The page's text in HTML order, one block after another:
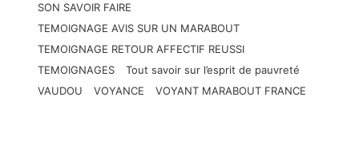
SON SAVOIR FAIRE
TEMOIGNAGE AVIS SUR UN MARABOUT
TEMOIGNAGE RETOUR AFFECTIF REUSSI
TEMOIGNAGES
Tout savoir sur l’esprit de pauvreté
VAUDOU
VOYANCE VOYANT MARABOUT FRANCE